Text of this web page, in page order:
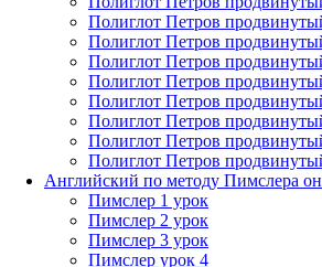
Полиглот Петров
Полиглот Петров
Полиглот Петров
Полиглот Петров
Полиглот Петров
Полиглот Петров
Полиглот Петров
Полиглот Петров
Английский по методу Пимслера
Пимслер 1 урок
Пимслер 2 урок
Пимслер 3 урок
Пимслер урок 4